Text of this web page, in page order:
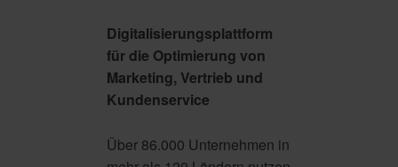
Digitalisierungsplattform
für die Optimierung von
Marketing, Vertrieb und
Kundenservice
Über 86.000 Unternehmen in